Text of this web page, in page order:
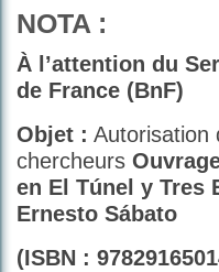
NOTA :
À l’attention du
de France (BnF)
Objet : Autorisation
chercheurs
en El Túnel y Tres
Ernesto Sábato
(ISBN :